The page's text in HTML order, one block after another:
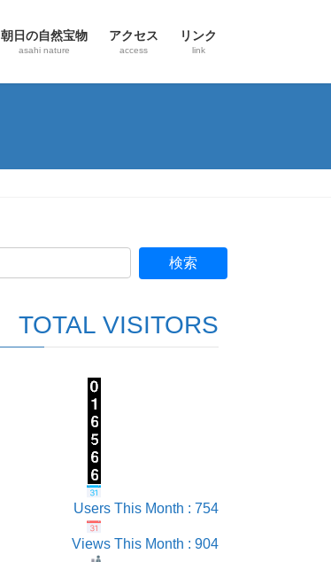
朝日の自然宝物
asahi nature
アクセス
access
リンク
link
TOTAL VISITORS
Users This Month : 754
Views This Month : 904